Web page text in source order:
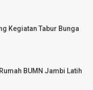
Kegiatan Tabur Bunga
BUMN Jambi Latih